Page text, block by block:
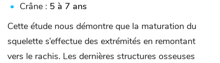
Crâne : 5 à 7 ans
Cette étude nous démontre que la maturation du
squelette s’effectue des extrémités en remontant
vers le rachis. Les dernières structures osseuses